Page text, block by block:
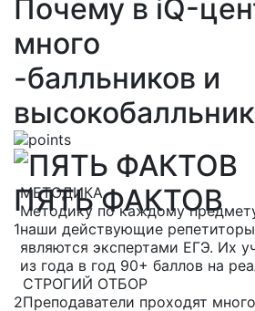
Почему в iQ-
много
-балльников и
ПЯТЬ ФАКТОВ
1
МЕТОДИКА
Методику по каждому
наши действующие
являются экспертами ЕГЭ. Их
из года в год 90+ баллов на
2
СТРОГИЙ ОТБОР
Преподаватели проходят